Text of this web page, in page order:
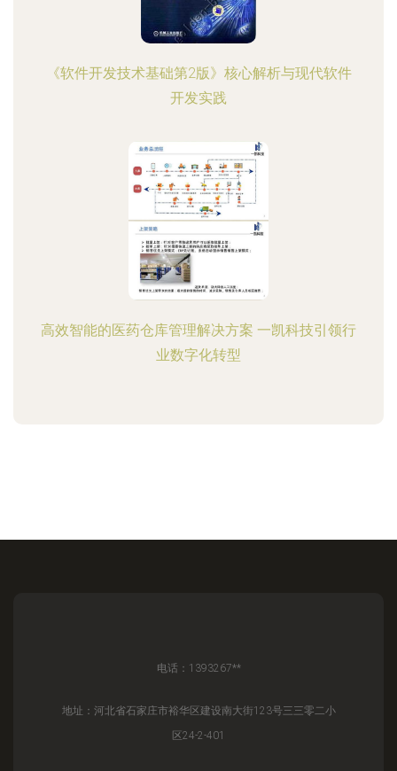
《软件开发技术基础第2版》核心解析与现代软件
开发实践
高效智能的医药仓库管理解决方案 一凯科技引领行
业数字化转型
电话：1393267**
地址：河北省石家庄市裕华区建设南大街123号三三零二小
区24-2-401